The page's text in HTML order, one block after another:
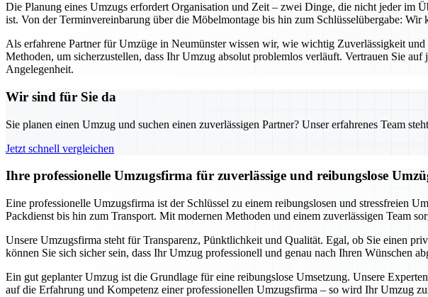
Die Planung eines Umzugs erfordert Organisation und Zeit – zwei Dinge, die nicht jeder im
ist. Von der Terminvereinbarung über die Möbelmontage bis hin zum Schlüsselübergabe:
Als erfahrene Partner für Umzüge in Neumünster wissen wir, wie wichtig Zuverlässigkeit
Methoden, um sicherzustellen, dass Ihr Umzug absolut problemlos verläuft. Vertrauen Sie
Angelegenheit.
Wir sind für Sie da
Sie planen einen Umzug und suchen einen zuverlässigen Partner? Unser erfahrenes Team
Jetzt schnell vergleichen
Ihre professionelle Umzugsfirma für zuverlässige und reibungslose
Eine professionelle Umzugsfirma ist der Schlüssel zu einem reibungslosen und stressfreien
Packdienst bis hin zum Transport. Mit modernen Methoden und einem zuverlässigen Team
Unsere Umzugsfirma steht für Transparenz, Pünktlichkeit und Qualität. Egal, ob Sie einen
können Sie sich sicher sein, dass Ihr Umzug professionell und genau nach Ihren Wünschen
Ein gut geplanter Umzug ist die Grundlage für eine reibungslose Umsetzung. Unsere
auf die Erfahrung und Kompetenz einer professionellen Umzugsfirma – so wird Ihr Umzug